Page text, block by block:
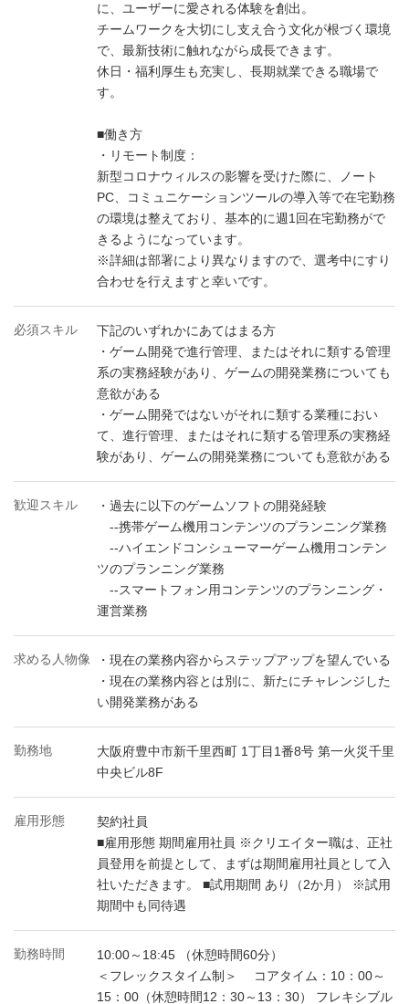
に、ユーザーに愛される体験を創出。
チームワークを大切にし支え合う文化が根づく環境
で、最新技術に触れながら成長できます。
休日・福利厚生も充実し、長期就業できる職場で
す。
■働き方
・リモート制度：
新型コロナウィルスの影響を受けた際に、ノート
PC、コミュニケーションツールの導入等で在宅勤務
の環境は整えており、基本的に週1回在宅勤務がで
きるようになっています。
※詳細は部署により異なりますので、選考中にすり
合わせを行えますと幸いです。
必須スキル
下記のいずれかにあてはまる方
・ゲーム開発で進行管理、またはそれに類する管理
系の実務経験があり、ゲームの開発業務についても
意欲がある
・ゲーム開発ではないがそれに類する業種におい
て、進行管理、またはそれに類する管理系の実務経
験があり、ゲームの開発業務についても意欲がある
歓迎スキル
・過去に以下のゲームソフトの開発経験
--携帯ゲーム機用コンテンツのプランニング業務
--ハイエンドコンシューマーゲーム機用コンテン
ツのプランニング業務
--スマートフォン用コンテンツのプランニング・
運営業務
求める人物像
・現在の業務内容からステップアップを望んでいる
・現在の業務内容とは別に、新たにチャレンジした
い開発業務がある
勤務地
大阪府豊中市新千里西町 1丁目1番8号 第一火災千里
中央ビル8F
雇用形態
契約社員
■雇用形態 期間雇用社員 ※クリエイター職は、正社
員登用を前提として、まずは期間雇用社員として入
社いただきます。 ■試用期間 あり（2か月） ※試用
期間中も同待遇
勤務時間
10:00～18:45 （休憩時間60分）
＜フレックスタイム制＞ コアタイム：10：00～
15：00（休憩時間12：30～13：30） フレキシブル